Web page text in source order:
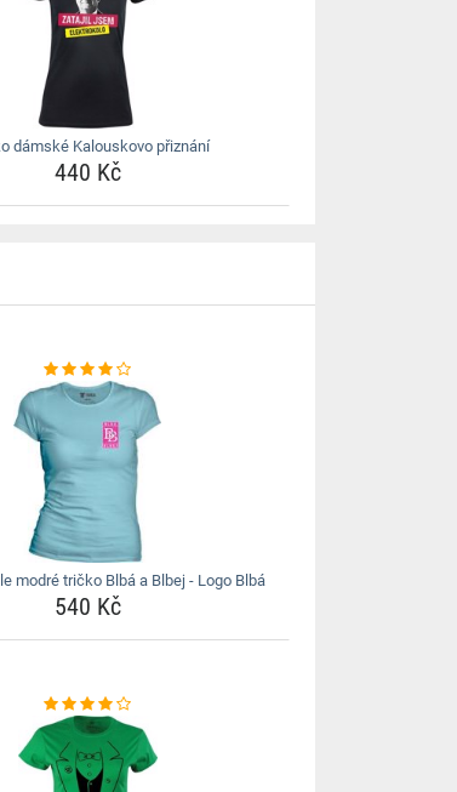
dámské Kalouskovo přiznání
440 Kč
modré tričko Blbá a Blbej - Logo Blbá
540 Kč